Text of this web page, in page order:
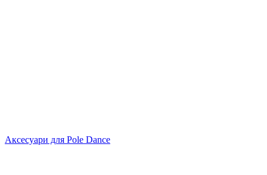
Аксесуари для Pole Dance